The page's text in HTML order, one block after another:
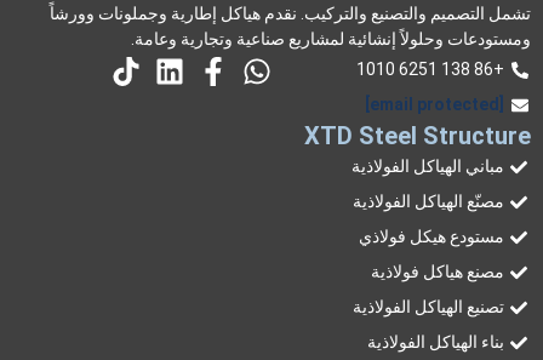
تشمل التصميم والتصنيع والتركيب. نقدم هياكل إطارية وجملونات وورشاً
ومستودعات وحلولاً إنشائية لمشاريع صناعية وتجارية وعامة.
+86 138 6251 1010
XTD Steel Structure
مباني الهياكل الفولاذية
مصنّع الهياكل الفولاذية
مستودع هيكل فولاذي
مصنع هياكل فولاذية
تصنيع الهياكل الفولاذية
بناء الهياكل الفولاذية